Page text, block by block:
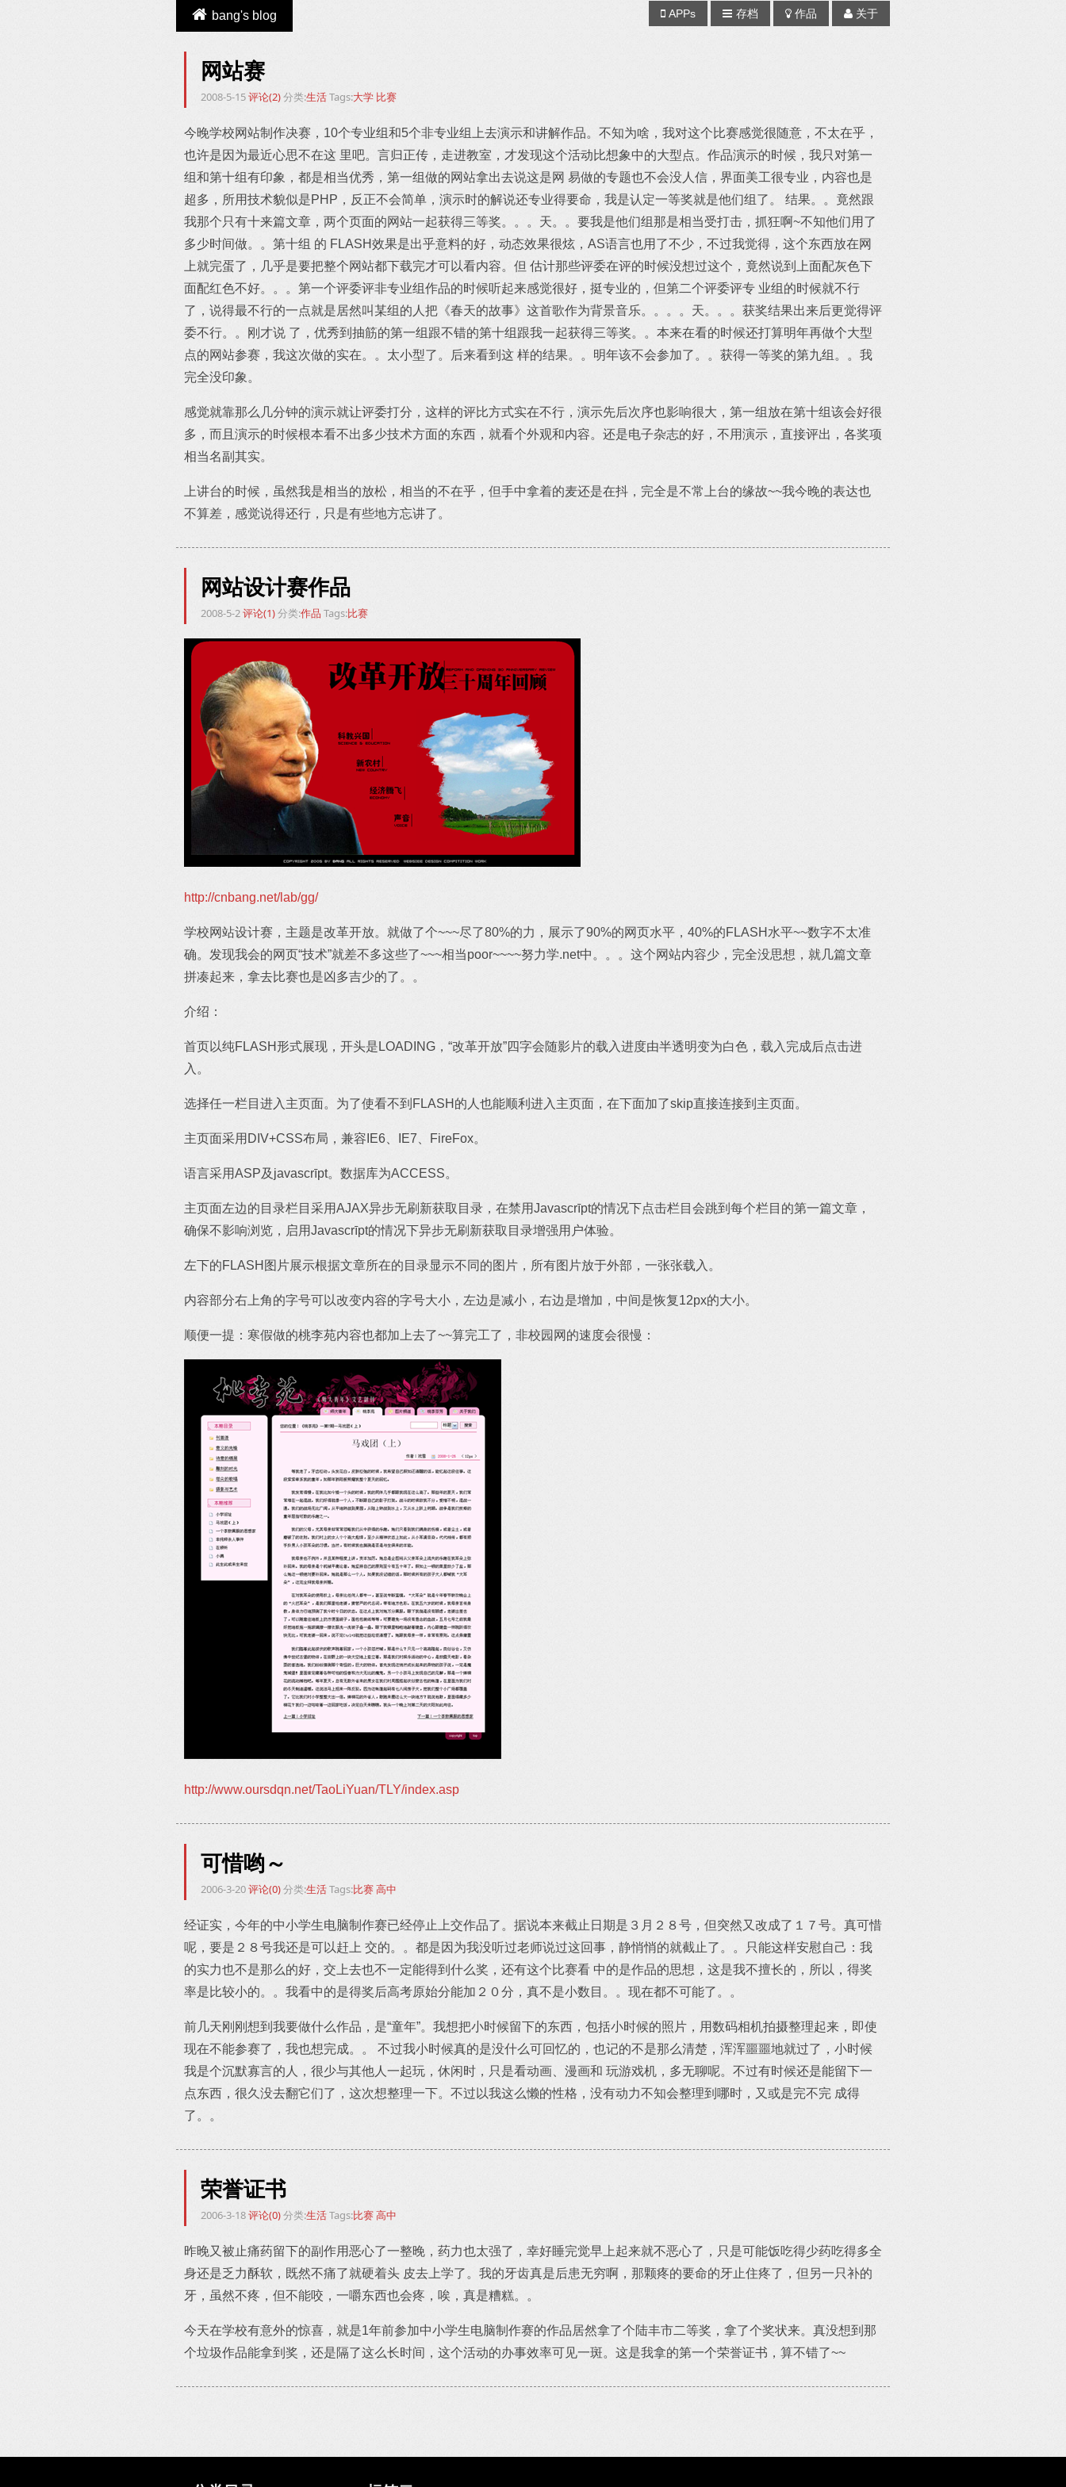
bang's blog APPs 存档 作品 关于
网站赛
2008-5-15评论(2)分类:生活Tags:大学 比赛
今晚学校网站制作决赛，10个专业组和5个非专业组上去演示和讲解作品。不知为啥，我对这个比赛感觉很随意，不太在乎，
也许是因为最近心思不在这 里吧。言归正传，走进教室，才发现这个活动比想象中的大型点。作品演示的时候，我只对第一
组和第十组有印象，都是相当优秀，第一组做的网站拿出去说这是网 易做的专题也不会没人信，界面美工很专业，内容也是
超多，所用技术貌似是PHP，反正不会简单，演示时的解说还专业得要命，我是认定一等奖就是他们组了。 结果。。竟然跟
我那个只有十来篇文章，两个页面的网站一起获得三等奖。。。天。。要我是他们组那是相当受打击，抓狂啊~不知他们用了
多少时间做。。第十组 的 FLASH效果是出乎意料的好，动态效果很炫，AS语言也用了不少，不过我觉得，这个东西放在网
上就完蛋了，几乎是要把整个网站都下载完才可以看内容。但 估计那些评委在评的时候没想过这个，竟然说到上面配灰色下
面配红色不好。。。第一个评委评非专业组作品的时候听起来感觉很好，挺专业的，但第二个评委评专 业组的时候就不行
了，说得最不行的一点就是居然叫某组的人把《春天的故事》这首歌作为背景音乐。。。。天。。。获奖结果出来后更觉得评
委不行。。刚才说 了，优秀到抽筋的第一组跟不错的第十组跟我一起获得三等奖。。本来在看的时候还打算明年再做个大型
点的网站参赛，我这次做的实在。。太小型了。后来看到这 样的结果。。明年该不会参加了。。获得一等奖的第九组。。我
完全没印象。
感觉就靠那么几分钟的演示就让评委打分，这样的评比方式实在不行，演示先后次序也影响很大，第一组放在第十组该会好很
多，而且演示的时候根本看不出多少技术方面的东西，就看个外观和内容。还是电子杂志的好，不用演示，直接评出，各奖项
相当名副其实。
上讲台的时候，虽然我是相当的放松，相当的不在乎，但手中拿着的麦还是在抖，完全是不常上台的缘故~~我今晚的表达也
不算差，感觉说得还行，只是有些地方忘讲了。
网站设计赛作品
2008-5-2评论(1)分类:作品 Tags:比赛
http://cnbang.net/lab/gg/
学校网站设计赛，主题是改革开放。就做了个~~~尽了80%的力，展示了90%的网页水平，40%的FLASH水平~~数字不太准
确。发现我会的网页“技术”就差不多这些了~~~相当poor~~~~努力学.net中。。。这个网站内容少，完全没思想，就几篇文章
拼凑起来，拿去比赛也是凶多吉少的了。。
介绍：
首页以纯FLASH形式展现，开头是LOADING，“改革开放”四字会随影片的载入进度由半透明变为白色，载入完成后点击进
入。
选择任一栏目进入主页面。为了使看不到FLASH的人也能顺利进入主页面，在下面加了skip直接连接到主页面。
主页面采用DIV+CSS布局，兼容IE6、IE7、FireFox。
语言采用ASP及javascrīpt。数据库为ACCESS。
主页面左边的目录栏目采用AJAX异步无刷新获取目录，在禁用Javascrīpt的情况下点击栏目会跳到每个栏目的第一篇文章，
确保不影响浏览，启用Javascrīpt的情况下异步无刷新获取目录增强用户体验。
左下的FLASH图片展示根据文章所在的目录显示不同的图片，所有图片放于外部，一张张载入。
内容部分右上角的字号可以改变内容的字号大小，左边是减小，右边是增加，中间是恢复12px的大小。
顺便一提：寒假做的桃李苑内容也都加上去了~~算完工了，非校园网的速度会很慢：
http://www.oursdqn.net/TaoLiYuan/TLY/index.asp
可惜哟～
2006-3-20评论(0)分类:生活Tags:比赛高中
经证实，今年的中小学生电脑制作赛已经停止上交作品了。据说本来截止日期是３月２８号，但突然又改成了１７号。真可惜
呢，要是２８号我还是可以赶上 交的。。都是因为我没听过老师说过这回事，静悄悄的就截止了。。只能这样安慰自己：我
的实力也不是那么的好，交上去也不一定能得到什么奖，还有这个比赛看 中的是作品的思想，这是我不擅长的，所以，得奖
率是比较小的。。我看中的是得奖后高考原始分能加２０分，真不是小数目。。现在都不可能了。。
前几天刚刚想到我要做什么作品，是“童年”。我想把小时候留下的东西，包括小时候的照片，用数码相机拍摄整理起来，即使
现在不能参赛了，我也想完成。。 不过我小时候真的是没什么可回忆的，也记的不是那么清楚，浑浑噩噩地就过了，小时候
我是个沉默寡言的人，很少与其他人一起玩，休闲时，只是看动画、漫画和 玩游戏机，多无聊呢。不过有时候还是能留下一
点东西，很久没去翻它们了，这次想整理一下。不过以我这么懒的性格，没有动力不知会整理到哪时，又或是完不完 成得
了。。
荣誉证书
2006-3-18评论(0)分类:生活Tags:比赛高中
昨晚又被止痛药留下的副作用恶心了一整晚，药力也太强了，幸好睡完觉早上起来就不恶心了，只是可能饭吃得少药吃得多全
身还是乏力酥软，既然不痛了就硬着头 皮去上学了。我的牙齿真是后患无穷啊，那颗疼的要命的牙止住疼了，但另一只补的
牙，虽然不疼，但不能咬，一嚼东西也会疼，唉，真是糟糕。。
今天在学校有意外的惊喜，就是1年前参加中小学生电脑制作赛的作品居然拿了个陆丰市二等奖，拿了个奖状来。真没想到那
个垃圾作品能拿到奖，还是隔了这么长时间，这个活动的办事效率可见一斑。这是我拿的第一个荣誉证书，算不错了~~